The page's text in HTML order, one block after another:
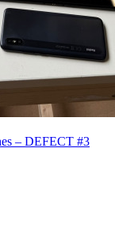
– DEFECT #3